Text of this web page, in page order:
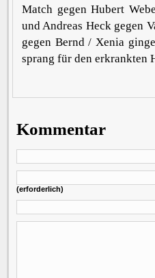
Match gegen Hubert
und Andreas Heck gegen
gegen Bernd / Xenia
sprang für den erkrankten
Kommentar
(erforderlich)